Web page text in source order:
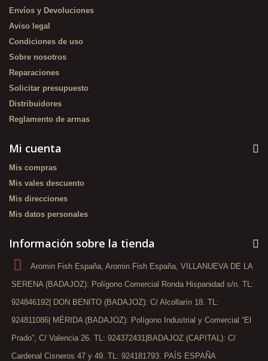
Envíos y Devoluciones
Aviso legal
Condiciones de uso
Sobre nosotros
Reparaciones
Solicitar presupuesto
Distribuidores
Reglamento de armas
Mi cuenta
Mis compras
Mis vales descuento
Mis direcciones
Mis datos personales
Información sobre la tienda
Aromin Fish España, Aromin Fish España, VILLANUEVA DE LA
SERENA (BADAJOZ): Polígono Comercial Ronda Hispanidad s/n. TL:
924846192| DON BENITO (BADAJOZ): C/ Alcollarín 18. TL:
924811086| MÉRIDA (BADAJOZ): Polígono Industrial y Comercial “El
Prado”, C/ Valencia 26. TL: 924372431|BADAJOZ (CAPITAL): C/
Cardenal Cisneros 47 y 49. TL: 924181793. PAÍS ESPAÑA